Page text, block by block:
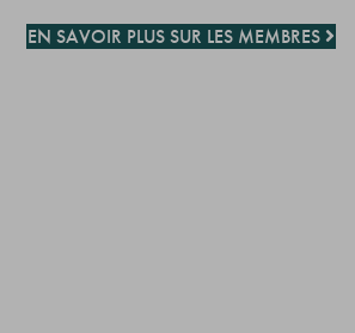
EN SAVOIR PLUS SUR LES MEMBRES